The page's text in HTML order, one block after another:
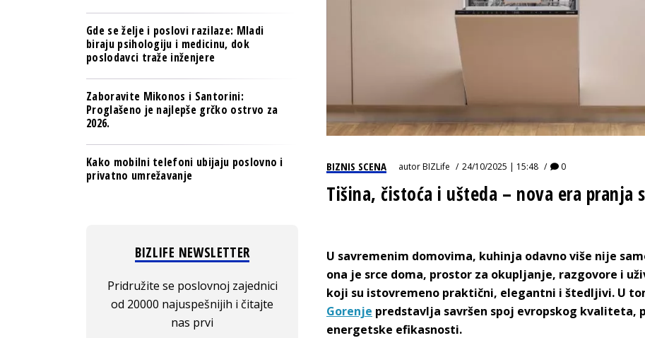
PULS REGIONA
NOVO NA RAFU
IZJAVA GODINE
BIZNIS SCENA autorBIZLife 24/10/2025 | 15:48 0
Tišina, čistoća i ušteda – nova era pranja
U savremenim domovima, kuhinja odavno više nije
ona je srce doma, prostor za okupljanje, razgovore i
koji su istovremeno praktični, elegantni i štedljivi. U
Gorenje predstavlja savršen spoj evropskog kvaliteta,
energetske efikasnosti.
Gde se želje i poslovi razilaze: Mladi
biraju psihologiju i medicinu, dok
poslodavci traže inženjere
Zaboravite Mikonos i Santorini:
Proglašeno je najlepše grčko ostrvo za
2026.
Kako mobilni telefoni ubijaju poslovno i
privatno umrežavanje
BIZLIFE NEWSLETTER
Pridružite se poslovnoj zajednici
od 20000 najuspešnijih i čitajte
nas prvi